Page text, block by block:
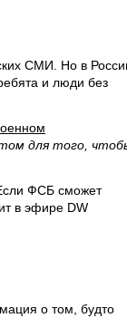
СМИ. Но в
и люди без
для того,
ФСБ сможет
в эфире DW
о том, будто